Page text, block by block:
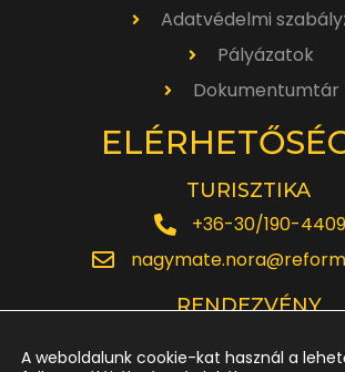
Adatvédelmi
Pályázatok
Dokumentumtár
TURISZTIKA
+36-30/190-4409
RENDEZVÉNY
A weboldalunk cookie-kat használ a